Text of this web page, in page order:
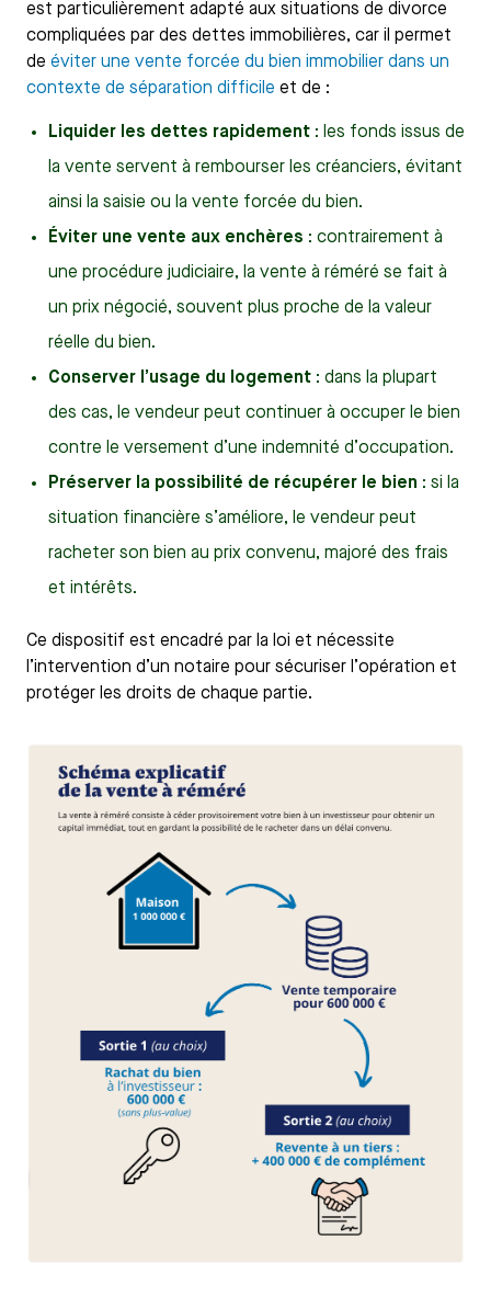
est particulièrement adapté aux situations de divorce
compliquées par des dettes immobilières, car il permet
de éviter une vente forcée du bien immobilier dans un
contexte de séparation difficile et de :
Liquider les dettes rapidement : les fonds issus de
la vente servent à rembourser les créanciers, évitant
ainsi la saisie ou la vente forcée du bien.
Éviter une vente aux enchères : contrairement à
une procédure judiciaire, la vente à réméré se fait à
un prix négocié, souvent plus proche de la valeur
réelle du bien.
Conserver l’usage du logement : dans la plupart
des cas, le vendeur peut continuer à occuper le bien
contre le versement d’une indemnité d’occupation.
Préserver la possibilité de récupérer le bien : si la
situation financière s’améliore, le vendeur peut
racheter son bien au prix convenu, majoré des frais
et intérêts.
Ce dispositif est encadré par la loi et nécessite
l’intervention d’un notaire pour sécuriser l’opération et
protéger les droits de chaque partie.